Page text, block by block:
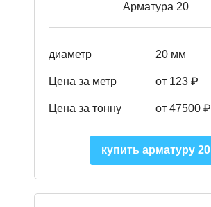
Арматура 20
диаметр 20 мм
Цена за метр от 123 ₽
Цена за тонну от 47500 ₽
купить арматуру 20